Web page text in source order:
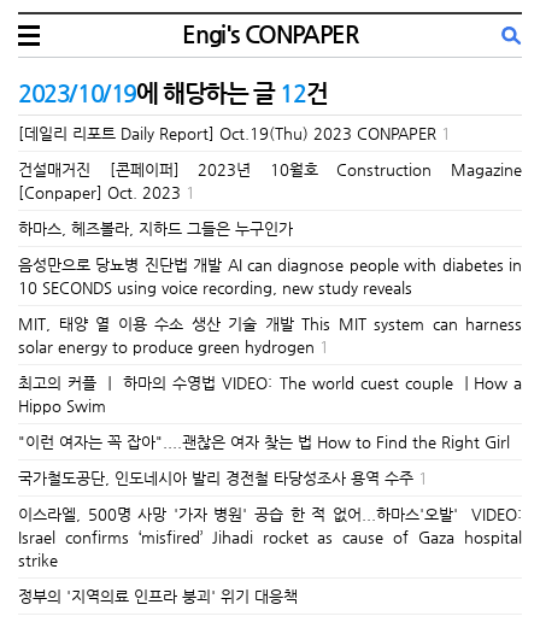
Engi's CONPAPER
2023/10/19에 해당하는 글 12건
[데일리 리포트 Daily Report] Oct.19(Thu) 2023 CONPAPER 1
건설매거진 [콘페이퍼] 2023년 10월호 Construction Magazine
[Conpaper] Oct. 2023 1
하마스, 헤즈볼라, 지하드 그들은 누구인가
음성만으로 당뇨병 진단법 개발 AI can diagnose people with diabetes in
10 SECONDS using voice recording, new study reveals
MIT, 태양 열 이용 수소 생산 기술 개발 This MIT system can harness
solar energy to produce green hydrogen 1
최고의 커플 ㅣ 하마의 수영법 VIDEO: The world cuest couple ㅣHow a
Hippo Swim
"이런 여자는 꼭 잡아"....괜찮은 여자 찾는 법 How to Find the Right Girl
국가철도공단, 인도네시아 발리 경전철 타당성조사 용역 수주 1
이스라엘, 500명 사망 '가자 병원' 공습 한 적 없어...하마스'오발' VIDEO:
Israel confirms ‘misfired’ Jihadi rocket as cause of Gaza hospital
strike
정부의 '지역의료 인프라 붕괴' 위기 대응책